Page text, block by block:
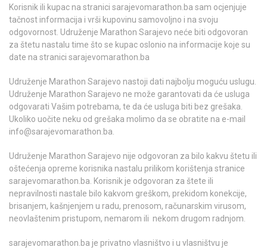
Korisnik ili kupac na stranici sarajevomarathon.ba sam ocjenjuje
tačnost informacija i vrši kupovinu samovoljno i na svoju
odgovornost. Udruženje Marathon Sarajevo neće biti odgovoran
za štetu nastalu time što se kupac oslonio na informacije koje su
date na stranici sarajevomarathon.ba
Udruženje Marathon Sarajevo nastoji dati najbolju moguću uslugu.
Udruženje Marathon Sarajevo ne može garantovati da će usluga
odgovarati Vašim potrebama, te da će usluga biti bez grešaka.
Ukoliko uočite neku od grešaka molimo da se obratite na e-mail
info@sarajevomarathon.ba.
Udruženje Marathon Sarajevo nije odgovoran za bilo kakvu štetu ili
oštećenja opreme korisnika nastalu prilikom korištenja stranice
sarajevomarathon.ba. Korisnik je odgovoran za štete ili
nepravilnosti nastale bilo kakvom greškom, prekidom konekcije,
brisanjem, kašnjenjem u radu, prenosom, računarskim virusom,
neovlaštenim pristupom, nemarom ili nekom drugom radnjom.
sarajevomarathon.ba je privatno vlasništvo i u vlasništvu je